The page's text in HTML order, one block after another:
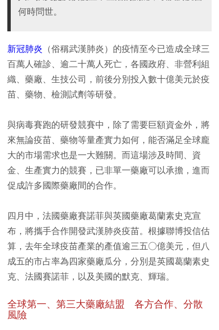
何時問世。
新冠肺炎 （俗稱武漢肺炎）的疫情至今已造成全球三
百萬人確診、逾二十萬人死亡，各國政府、非營利組
織、藥廠、生技公司，前後分別投入數十億美元於疫
苗、藥物、檢測試劑等研發。
與病毒賽跑的研發競賽中，除了需要巨額資金外，將
來無論疫苗、藥物等量產實力如何，能否滿足全球龐
大的市場需求也是一大難關。而這場涉及時間、資
金、生產實力的競賽，已非單一藥廠可以承擔，進而
促成許多國際藥廠間的合作。
四月中，法國藥廠賽諾菲與英國藥廠葛蘭素史克宣
布，將攜手合作開發武漢肺炎疫苗。根據聯博投信估
算，去年全球疫苗產業的產值逾三五○億美元，但八
成五的市占率為四家藥廠瓜分，分別是英國葛蘭素史
克、法國賽諾菲，以及美國的默克、輝瑞。
全球第一、第三大藥廠結盟 各方合作、分散
風險